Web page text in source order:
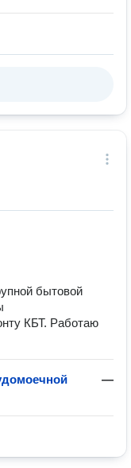
бытовой
КБТ. Работаю
—